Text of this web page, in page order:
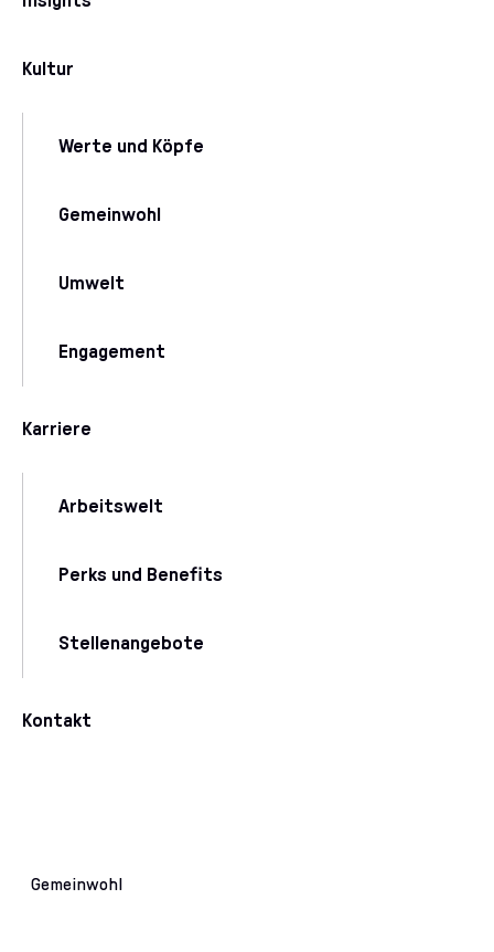
Kultur
Werte und Köpfe
Gemeinwohl
Umwelt
Engagement
Karriere
Arbeitswelt
Perks und Benefits
Stellenangebote
Kontakt
Gemeinwohl